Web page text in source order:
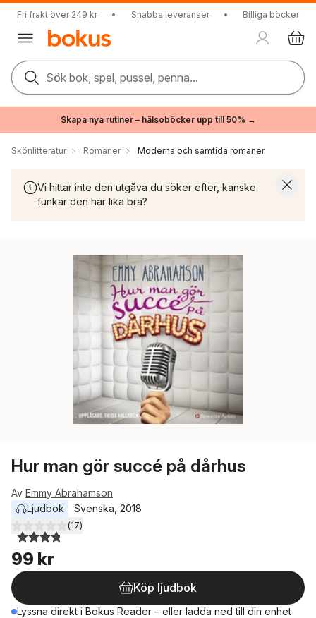
Fri frakt över 249 kr • Snabba leveranser • Billiga böcker
Sök bok, spel, pussel, penna...
Skapa nya rutiner – hälsoböcker upp till 50% →
Skönlitteratur Romaner Moderna och samtida romaner
Vi hittar inte den utgåva du söker efter, kanske
funkar den här lika bra?
Hur man gör succé på dårhus
Av Emmy Abrahamson
Ljudbok
Svenska 2018
3,8utav 5 stjärnor. Totalt antal röster:
(17)
99 kr
Köp ljudbok
Lyssna direkt i Bokus Reader – eller ladda ned till din enhet